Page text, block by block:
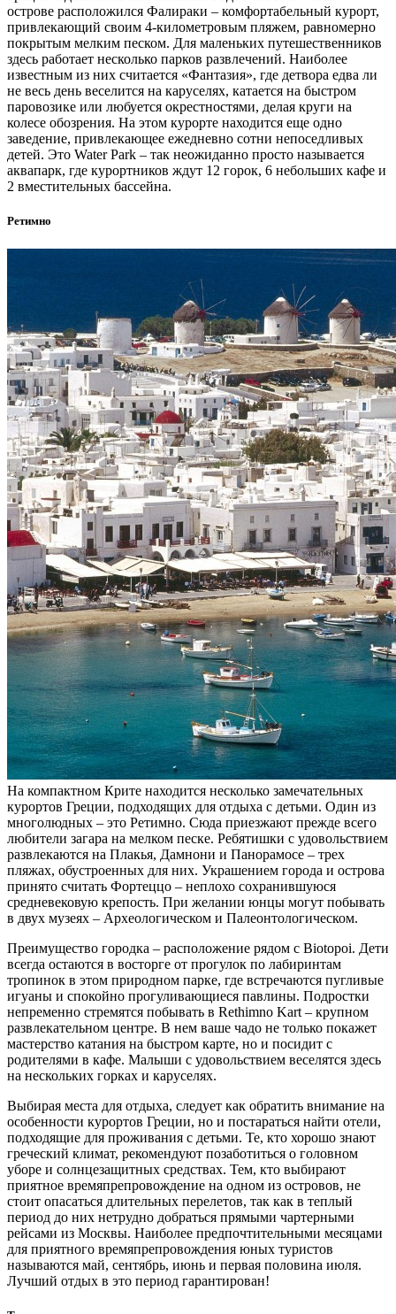
острове расположился Фалираки – комфортабельный курорт,
привлекающий своим 4-километровым пляжем, равномерно
покрытым мелким песком. Для маленьких путешественников
здесь работает несколько парков развлечений. Наиболее
известным из них считается «Фантазия», где детвора едва ли
не весь день веселится на каруселях, катается на быстром
паровозике или любуется окрестностями, делая круги на
колесе обозрения. На этом курорте находится еще одно
заведение, привлекающее ежедневно сотни непоседливых
детей. Это Water Park – так неожиданно просто называется
аквапарк, где курортников ждут 12 горок, 6 небольших кафе и
2 вместительных бассейна.
Ретимно
На компактном Крите находится несколько замечательных
курортов Греции, подходящих для отдыха с детьми. Один из
многолюдных – это Ретимно. Сюда приезжают прежде всего
любители загара на мелком песке. Ребятишки с удовольствием
развлекаются на Плакья, Дамнони и Панорамосе – трех
пляжах, обустроенных для них. Украшением города и острова
принято считать Фортеццо – неплохо сохранившуюся
средневековую крепость. При желании юнцы могут побывать
в двух музеях – Археологическом и Палеонтологическом.
Преимущество городка – расположение рядом с Biotopoi. Дети
всегда остаются в восторге от прогулок по лабиринтам
тропинок в этом природном парке, где встречаются пугливые
игуаны и спокойно прогуливающиеся павлины. Подростки
непременно стремятся побывать в Rethimno Kart – крупном
развлекательном центре. В нем ваше чадо не только покажет
мастерство катания на быстром карте, но и посидит с
родителями в кафе. Малыши с удовольствием веселятся здесь
на нескольких горках и каруселях.
Выбирая места для отдыха, следует как обратить внимание на
особенности курортов Греции, но и постараться найти отели,
подходящие для проживания с детьми. Те, кто хорошо знают
греческий климат, рекомендуют позаботиться о головном
уборе и солнцезащитных средствах. Тем, кто выбирают
приятное времяпрепровождение на одном из островов, не
стоит опасаться длительных перелетов, так как в теплый
период до них нетрудно добраться прямыми чартерными
рейсами из Москвы. Наиболее предпочтительными месяцами
для приятного времяпрепровождения юных туристов
называются май, сентябрь, июнь и первая половина июля.
Лучший отдых в это период гарантирован!